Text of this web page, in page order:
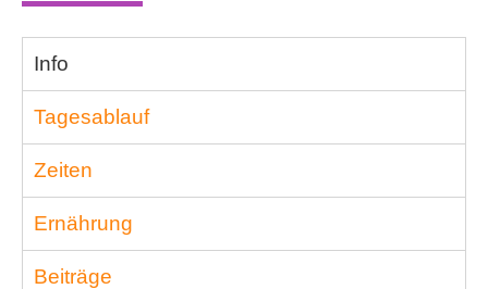
Info
Tagesablauf
Zeiten
Ernährung
Beiträge